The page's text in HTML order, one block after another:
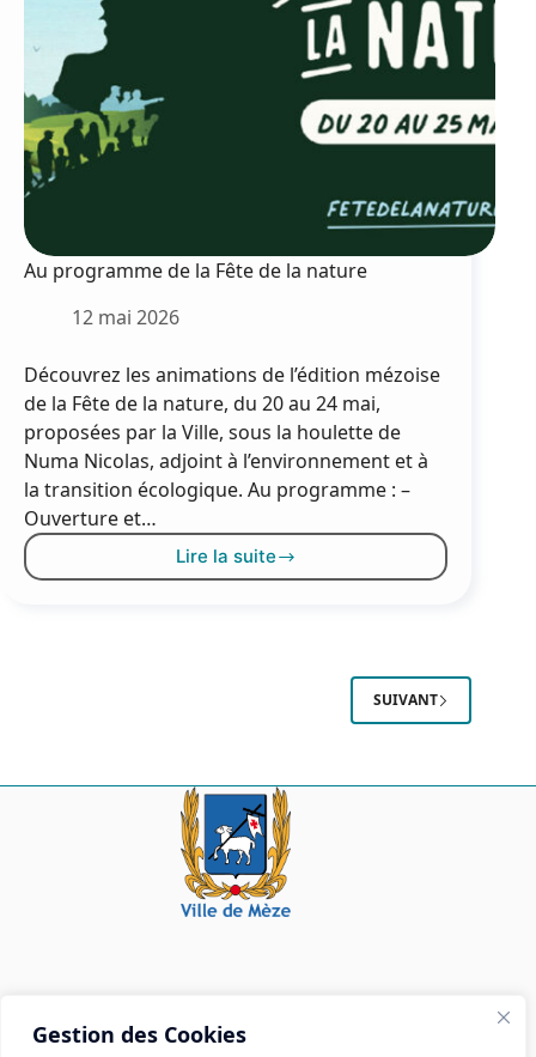
Gestion des Cookies
Au programme de la Fête de la nature
12 mai 2026
Découvrez les animations de l’édition mézoise
de la Fête de la nature, du 20 au 24 mai,
proposées par la Ville, sous la houlette de
Numa Nicolas, adjoint à l’environnement et à
la transition écologique. Au programme : –
Ouverture et…
Lire la suite
Au
SUIVANT
Mairie de Mèze